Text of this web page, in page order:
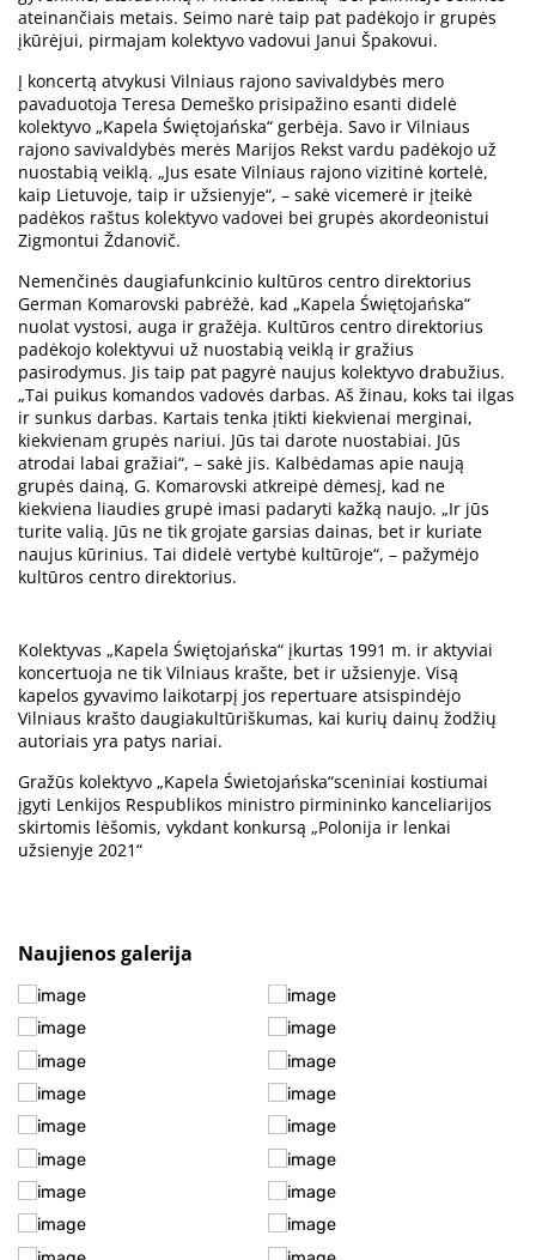
ateinančiais metais. Seimo narė taip pat padėkojo ir grupės
įkūrėjui, pirmajam kolektyvo vadovui Janui Špakovui.
Į koncertą atvykusi Vilniaus rajono savivaldybės mero
pavaduotoja Teresa Demeško prisipažino esanti didelė
kolektyvo „Kapela Świętojańska“ gerbėja. Savo ir Vilniaus
rajono savivaldybės merės Marijos Rekst vardu padėkojo už
nuostabią veiklą. „Jus esate Vilniaus rajono vizitinė kortelė,
kaip Lietuvoje, taip ir užsienyje“, – sakė vicemerė ir įteikė
padėkos raštus kolektyvo vadovei bei grupės akordeonistui
Zigmontui Ždanovič.
Nemenčinės daugiafunkcinio kultūros centro direktorius
German Komarovski pabrėžė, kad „Kapela Świętojańska“
nuolat vystosi, auga ir gražėja. Kultūros centro direktorius
padėkojo kolektyvui už nuostabią veiklą ir gražius
pasirodymus. Jis taip pat pagyrė naujus kolektyvo drabužius.
„Tai puikus komandos vadovės darbas. Aš žinau, koks tai ilgas
ir sunkus darbas. Kartais tenka įtikti kiekvienai merginai,
kiekvienam grupės nariui. Jūs tai darote nuostabiai. Jūs
atrodai labai gražiai“, – sakė jis. Kalbėdamas apie naują
grupės dainą, G. Komarovski atkreipė dėmesį, kad ne
kiekviena liaudies grupė imasi padaryti kažką naujo. „Ir jūs
turite valią. Jūs ne tik grojate garsias dainas, bet ir kuriate
naujus kūrinius. Tai didelė vertybė kultūroje“, – pažymėjo
kultūros centro direktorius.
Kolektyvas „Kapela Świętojańska“ įkurtas 1991 m. ir aktyviai
koncertuoja ne tik Vilniaus krašte, bet ir užsienyje. Visą
kapelos gyvavimo laikotarpį jos repertuare atsispindėjo
Vilniaus krašto daugiakultūriškumas, kai kurių dainų žodžių
autoriais yra patys nariai.
Gražūs kolektyvo „Kapela Świetojańska“sceniniai kostiumai
įgyti Lenkijos Respublikos ministro pirmininko kanceliarijos
skirtomis lėšomis, vykdant konkursą „Polonija ir lenkai
užsienyje 2021“
Naujienos galerija